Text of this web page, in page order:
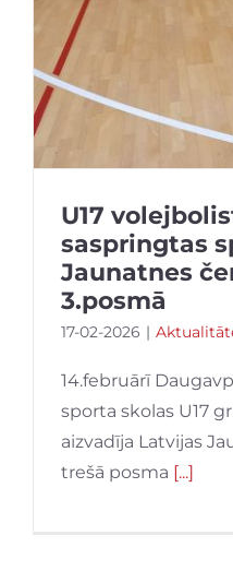
U17
saspringtas
Jaunatnes
3.posmā
17-02-2026 |
14.februārī
sporta skolas U17
aizvadīja Latvijas
trešā posma [...]